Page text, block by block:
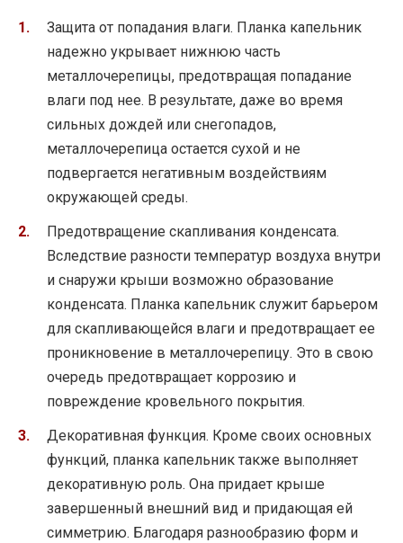
Защита от попадания влаги. Планка капельник
надежно укрывает нижнюю часть
металлочерепицы, предотвращая попадание
влаги под нее. В результате, даже во время
сильных дождей или снегопадов,
металлочерепица остается сухой и не
подвергается негативным воздействиям
окружающей среды.
Предотвращение скапливания конденсата.
Вследствие разности температур воздуха внутри
и снаружи крыши возможно образование
конденсата. Планка капельник служит барьером
для скапливающейся влаги и предотвращает ее
проникновение в металлочерепицу. Это в свою
очередь предотвращает коррозию и
повреждение кровельного покрытия.
Декоративная функция. Кроме своих основных
функций, планка капельник также выполняет
декоративную роль. Она придает крыше
завершенный внешний вид и придающая ей
симметрию. Благодаря разнообразию форм и